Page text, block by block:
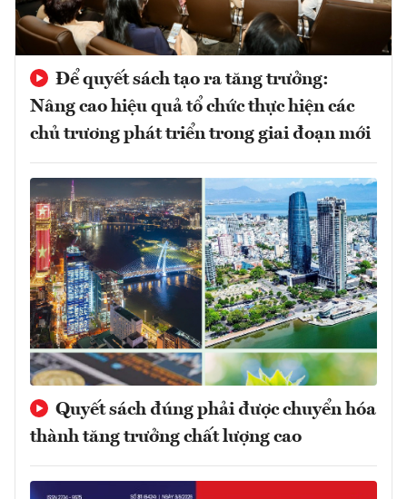
Để quyết sách tạo ra tăng trưởng:
Nâng cao hiệu quả tổ chức thực hiện các
chủ trương phát triển trong giai đoạn mới
Quyết sách đúng phải được chuyển hóa
thành tăng trưởng chất lượng cao